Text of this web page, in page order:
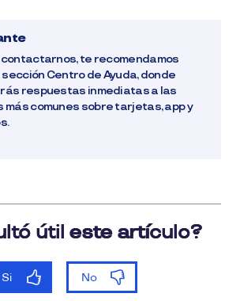
te recomendamos
Centro de Ayuda, donde
respuestas inmediatas a las
más comunes sobre tarjetas, app y